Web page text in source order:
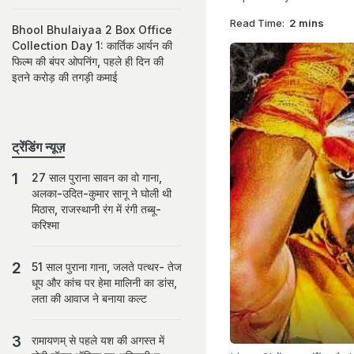
Read Time: 2 mins
Bhool Bhulaiyaa 2 Box Office
Collection Day 1: कार्तिक आर्यन की
फिल्म की बंपर ओपनिंग, पहले ही दिन की
इतने करोड़ की तगड़ी कमाई
ट्रेंडिंग न्यूज़
27 साल पुराना सावन का वो गाना,
अलका-उदित-कुमार सानू ने घोली थी
मिठास, राजस्थानी रंग में रंगी तब्बू-
करिश्मा
51 साल पुराना गाना, जलते पत्थर- तेज
धूप और कांच पर हेमा मालिनी का डांस,
लता की आवाज ने बनाया कल्ट
रामायणम् से पहले यश की अगस्त में